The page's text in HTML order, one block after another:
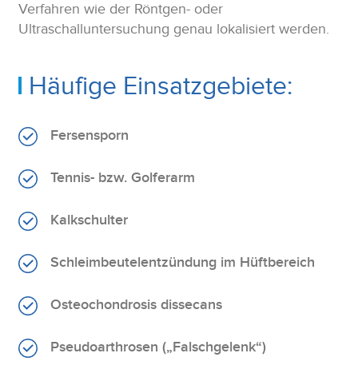
Verfahren wie der Röntgen- oder
Ultraschalluntersuchung genau lokalisiert werden.
Häufige Einsatzgebiete:
Fersensporn
Tennis- bzw. Golferarm
Kalkschulter
Schleimbeutelentzündung im Hüftbereich
Osteochondrosis dissecans
Pseudoarthrosen („Falschgelenk“)